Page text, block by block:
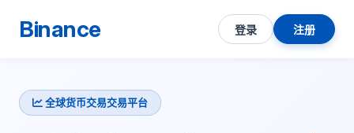
Binance 登录 注册
全球货币交易交易平台